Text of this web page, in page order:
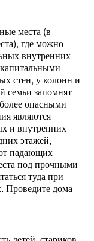
места (в
где можно
внутренних
стен, у колонн и
семьи запомнят
опасными
являются
и внутренних
этажей,
падающих
под прочными
туда при
Проведите дома